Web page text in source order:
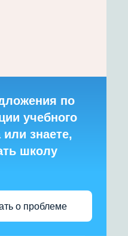
по
учебного
или знаете,
школу
о проблеме